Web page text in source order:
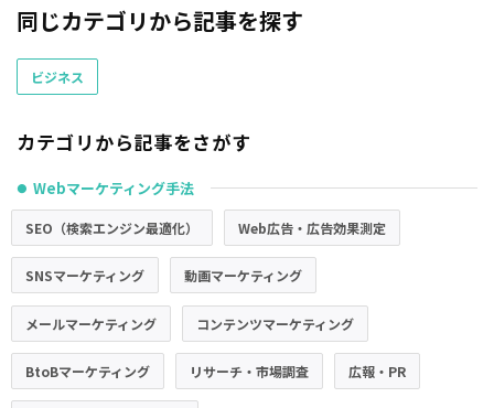
同じカテゴリから記事を探す
ビジネス
カテゴリから記事をさがす
● Webマーケティング手法
SEO（検索エンジン最適化） Web広告・広告効果測定
SNSマーケティング 動画マーケティング
メールマーケティング コンテンツマーケティング
BtoBマーケティング リサーチ・市場調査 広報・PR